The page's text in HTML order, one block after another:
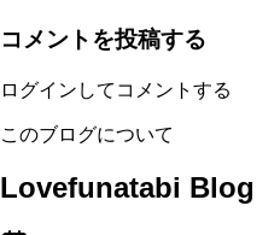
コメントを投稿する
ログインしてコメントする
このブログについて
Lovefunatabi Blog